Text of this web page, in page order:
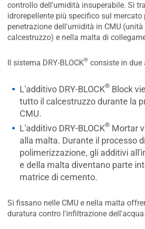
controllo dell'umidità insuperabile. Si
idrorepellente più specifico sul mercato
penetrazione dell'umidità in CMU
calcestruzzo) e nella malta di
Il sistema DRY-BLOCK® consiste in due
L'additivo DRY-BLOCK® Block
tutto il calcestruzzo durante la
CMU.
L'additivo DRY-BLOCK® Mortar
alla malta. Durante il processo di
polimerizzazione, gli additivi
e della malta diventano parte
matrice di cemento.
Si fissano nelle CMU e nella malta
duratura contro l'infiltrazione dell'acqua.